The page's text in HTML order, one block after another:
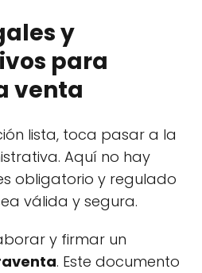
y
para
venta
lista, toca pasar a la
Aquí no hay
obligatorio y regulado
válida y segura.
y firmar un
. Este documento